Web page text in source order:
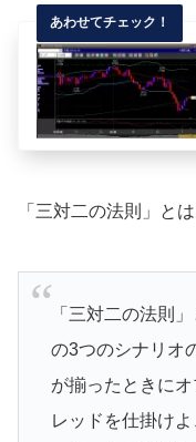
「三対二の法則」とは
「三対二の法則
の3つのシナリオ
が揃ったときに
レッドを仕掛け